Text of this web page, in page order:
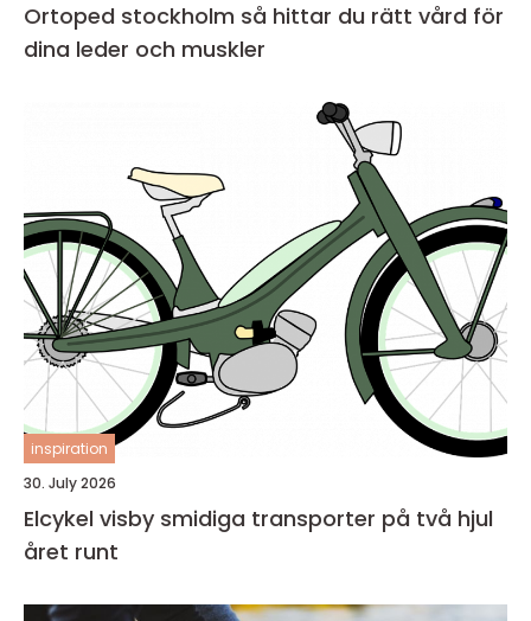
Ortoped stockholm så hittar du rätt vård för
dina leder och muskler
inspiration
30. July 2026
Elcykel visby smidiga transporter på två hjul
året runt